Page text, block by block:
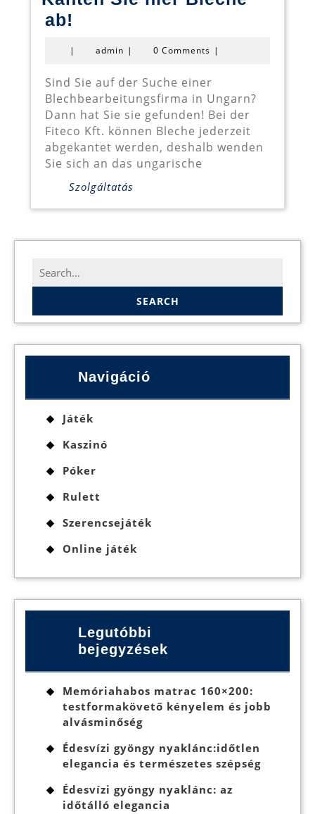
ab!
Bleche
ab!
| admin admin
| 0 Comments |
Sind Sie auf der Suche einer
Blechbearbeitungsfirma in Ungarn?
Dann hat Sie sie gefunden! Bei der
Fiteco Kft. können Bleche jederzeit
abgekantet werden, deshalb wenden
Sie sich an das ungarische
Szolgáltatás
Search
for:
Navigáció
Játék
Kaszinó
Póker
Rulett
Szerencsejáték
Online játék
Legutóbbi
bejegyzések
Memóriahabos matrac 160×200:
testformakövető kényelem és jobb
alvásminőség
Édesvízi gyöngy nyaklánc:időtlen
elegancia és természetes szépség
Édesvízi gyöngy nyaklánc: az
időtálló elegancia